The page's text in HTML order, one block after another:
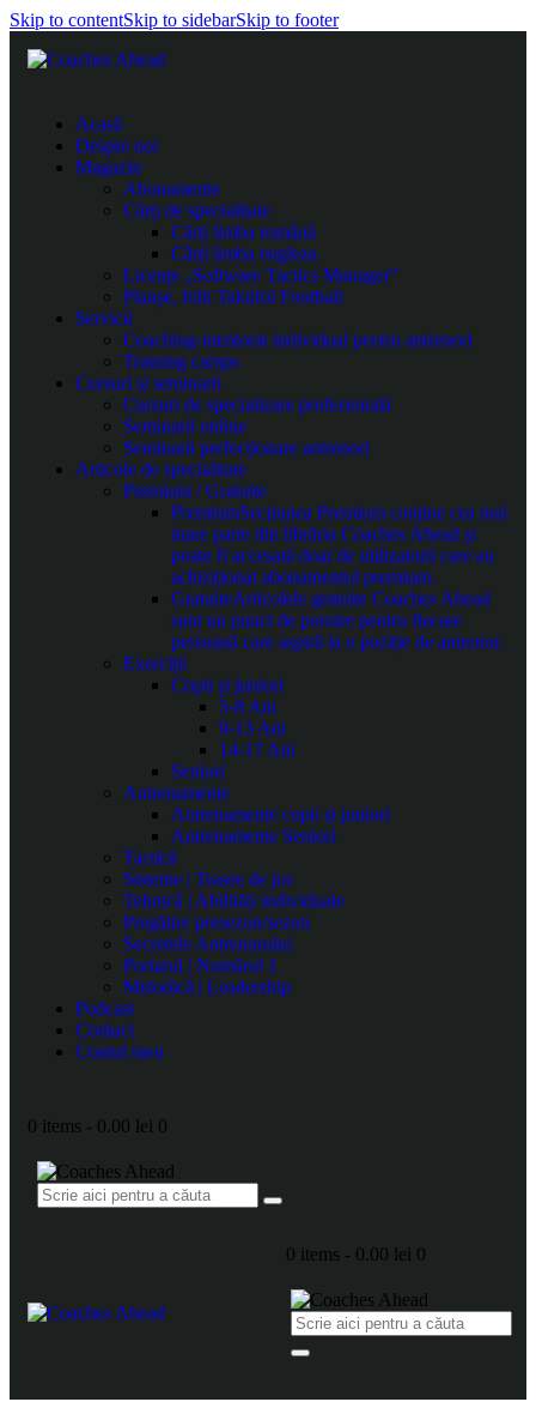
Skip to contentSkip to sidebarSkip to footer
Acasă
Despre noi
Magazin
Abonamente
Cărți de specialitate
Cărți limba română
Cărți limba engleza
Licențe „Software Tactics Manager”
Planșe, folii Taktifol Football
Servicii
Coaching-mentorat individual pentru antrenori
Training camps
Cursuri și seminarii
Cursuri de specializare profesională
Seminarii online
Seminarii perfecționare antrenori
Articole de specialitate
Premium / Gratuite
PremiumSecțiunea Premium conține cea mai
mare parte din librăria Coaches Ahead și
poate fi accesată doar de utilizatorii care au
achiziționat abonamentul premium.
GratuiteArticolele gratuite Coaches Ahead
sunt un punct de pornire pentru fiecare
persoană care aspiră la o poziție de antrenor.
Exerciții
Copii și juniori
5-8 Ani
9-13 Ani
14-17 Ani
Seniori
Antrenamente
Antrenamente copii și juniori
Antrenamente Seniori
Tactică
Sisteme | Trasee de joc
Tehnică | Abilități individuale
Pregătire presezon/sezon
Secretele Antrenorului
Portarul | Numărul 1
Metodică | Leadership
Podcast
Contact
Contul meu
0 items - 0.00 lei 0
0 items - 0.00 lei 0